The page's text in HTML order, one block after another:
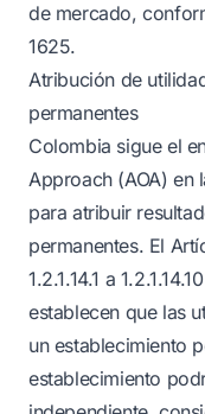
de mercado,
1625.
Atribución de
permanentes
Colombia sigue el
Approach (AOA) en
para atribuir
permanentes. El
1.2.1.14.1 a
establecen que las
un establecimiento
establecimiento